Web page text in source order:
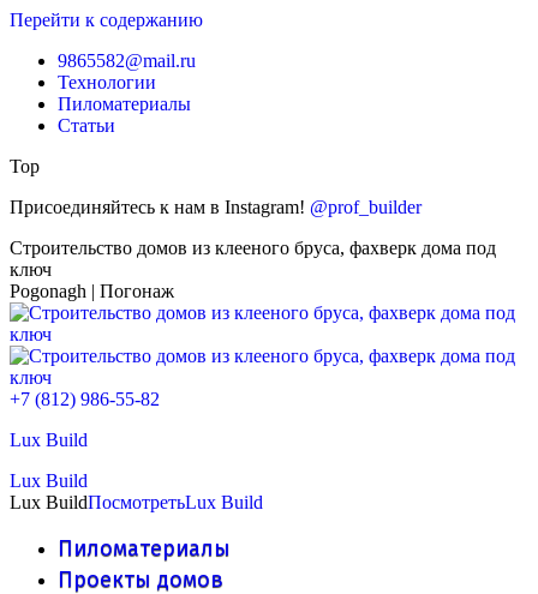
Перейти к содержанию
9865582@mail.ru
Технологии
Пиломатериалы
Статьи
Top
Присоединяйтесь к нам в Instagram! @prof_builder
Строительство домов из клееного бруса, фахверк дома под
ключ
Pogonagh | Погонаж
+7 (812) 986-55-82
Lux Build
Lux Build
Lux BuildПосмотретьLux Build
Пиломатериалы
Проекты домов